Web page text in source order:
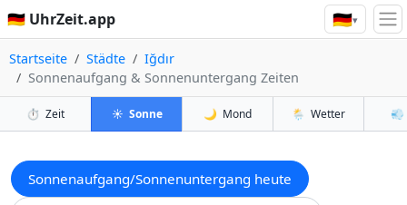
🇩🇪 UhrZeit.app 🇩🇪▾
Startseite Städte
Iğdır
Sonnenaufgang & Sonnenuntergang Zeiten
⏱️ Zeit ☀️ Sonne 🌙 Mond 🌦️ Wetter 💨
Sonnenaufgang/Sonnenuntergang heute